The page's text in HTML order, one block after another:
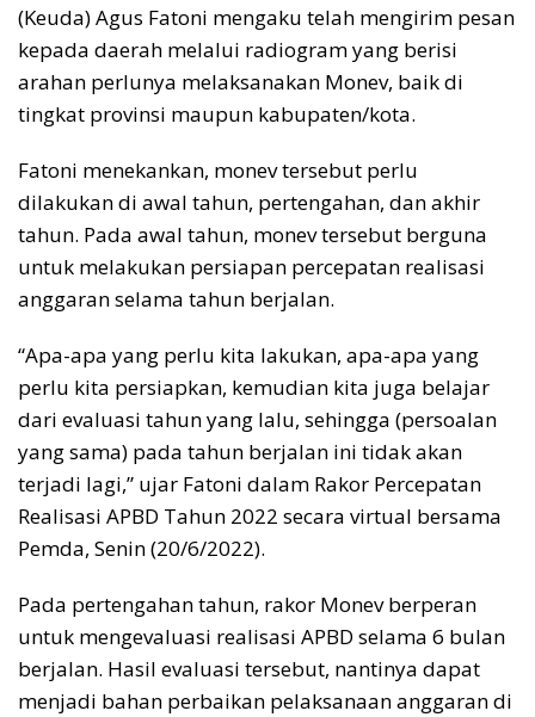
(Keuda) Agus Fatoni mengaku telah mengirim pesan
kepada daerah melalui radiogram yang berisi
arahan perlunya melaksanakan Monev, baik di
tingkat provinsi maupun kabupaten/kota.
Fatoni menekankan, monev tersebut perlu
dilakukan di awal tahun, pertengahan, dan akhir
tahun. Pada awal tahun, monev tersebut berguna
untuk melakukan persiapan percepatan realisasi
anggaran selama tahun berjalan.
“Apa-apa yang perlu kita lakukan, apa-apa yang
perlu kita persiapkan, kemudian kita juga belajar
dari evaluasi tahun yang lalu, sehingga (persoalan
yang sama) pada tahun berjalan ini tidak akan
terjadi lagi,” ujar Fatoni dalam Rakor Percepatan
Realisasi APBD Tahun 2022 secara virtual bersama
Pemda, Senin (20/6/2022).
Pada pertengahan tahun, rakor Monev berperan
untuk mengevaluasi realisasi APBD selama 6 bulan
berjalan. Hasil evaluasi tersebut, nantinya dapat
menjadi bahan perbaikan pelaksanaan anggaran di